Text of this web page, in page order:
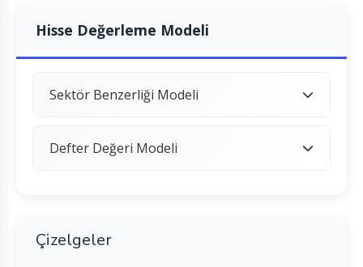
Hisse Değerleme Modeli
Sektör Benzerliği Modeli
Defter Değeri Modeli
Çizelgeler